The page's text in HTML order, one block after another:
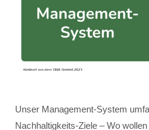
Unser Management-System
Nachhaltigkeits-Ziele – Wo